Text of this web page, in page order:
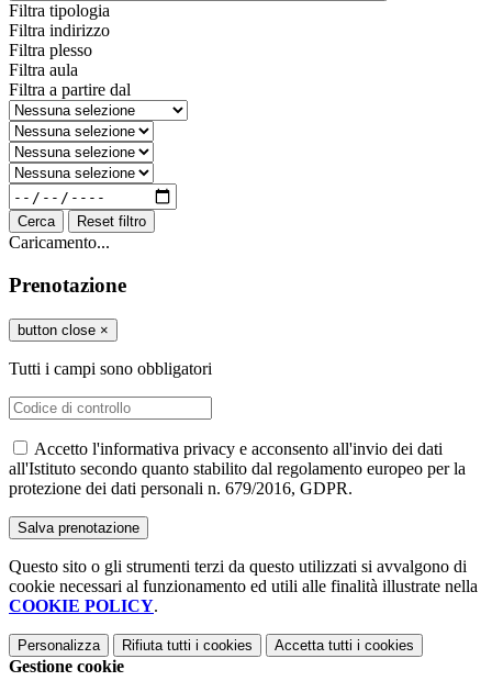
Filtra tipologia
Filtra indirizzo
Filtra plesso
Filtra aula
Filtra a partire dal
Cerca Reset filtro
Caricamento...
Prenotazione
button close ×
Tutti i campi sono obbligatori
Accetto l'informativa privacy e acconsento all'invio dei dati
all'Istituto secondo quanto stabilito dal regolamento europeo per la
protezione dei dati personali n. 679/2016, GDPR.
Questo sito o gli strumenti terzi da questo utilizzati si avvalgono di
cookie necessari al funzionamento ed utili alle finalità illustrate nella
COOKIE POLICY.
Personalizza Rifiuta tutti i cookies Accetta tutti i cookies
Gestione cookie